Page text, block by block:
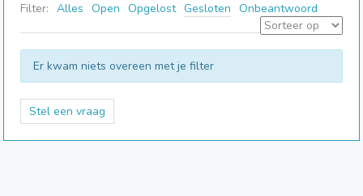
Filter: Alles Open Opgelost Gesloten Onbeantwoord
Er kwam niets overeen met je filter
Stel een vraag